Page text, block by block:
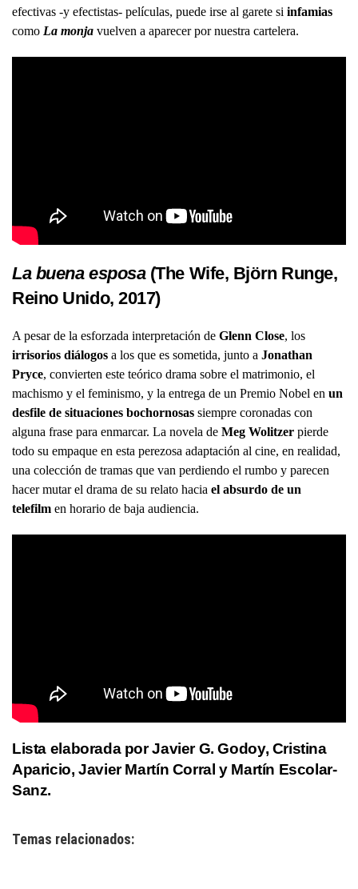
efectivas -y efectistas- películas, puede irse al garete si infamias
como La monja vuelven a aparecer por nuestra cartelera.
La buena esposa (The Wife, Björn Runge,
Reino Unido, 2017)
A pesar de la esforzada interpretación de Glenn Close, los
irrisorios diálogos a los que es sometida, junto a Jonathan
Pryce, convierten este teórico drama sobre el matrimonio, el
machismo y el feminismo, y la entrega de un Premio Nobel en un
desfile de situaciones bochornosas siempre coronadas con
alguna frase para enmarcar. La novela de Meg Wolitzer pierde
todo su empaque en esta perezosa adaptación al cine, en realidad,
una colección de tramas que van perdiendo el rumbo y parecen
hacer mutar el drama de su relato hacia el absurdo de un
telefilm en horario de baja audiencia.
Lista elaborada por Javier G. Godoy, Cristina
Aparicio, Javier Martín Corral y Martín Escolar-
Sanz.
Temas relacionados: